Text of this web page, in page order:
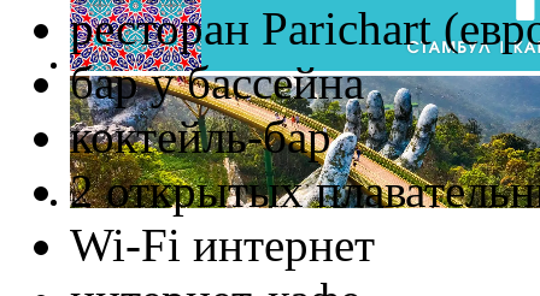
ресторан Parichart
бар у бассейна
коктейль-бар
2 открытых
Wi-Fi интернет